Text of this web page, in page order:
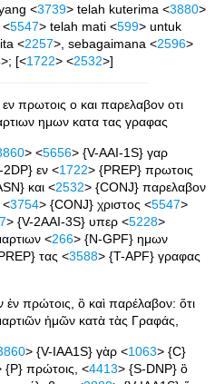
<3739> telah kuterima <3880>
<5547> telah mati <599> untuk
<2257>, sebagaimana <2596>
>; [<1722> <2532>]
πρωτοις ο και παρελαβον οτι
ημων κατα τας γραφας
> <5656> {V-AAI-1S} γαρ
2DP} εν <1722> {PREP} πρωτοις
και <2532> {CONJ} παρελαβον
<3754> {CONJ} χριστος <5547>
> {V-2AAI-3S} υπερ <5228>
<266> {N-GPF} ημων
τας <3588> {T-APF} γραφας
πρώτοις, ὃ καὶ παρέλαβον: ὅτι
ἡμῶν κατὰ τὰς Γραφάς,
> {V-IAA1S} γὰρ <1063> {C}
{P} πρώτοις, <4413> {S-DNP} ὃ